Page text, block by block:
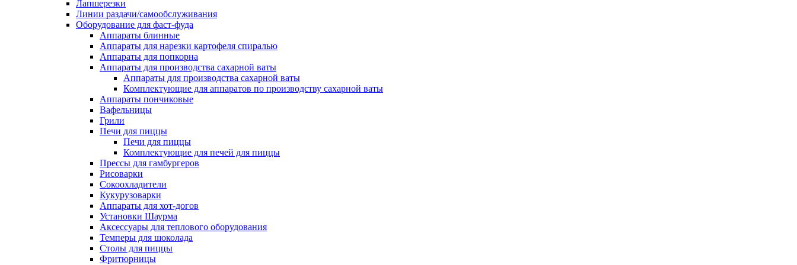
Лапшерезки
Линии раздачи/самообслуживания
Оборудование для фаст-фуда
Аппараты блинные
Аппараты для нарезки картофеля спиралью
Аппараты для попкорна
Аппараты для производства сахарной ваты
Аппараты для производства сахарной ваты
Комплектующие для аппаратов по производству сахарной ваты
Аппараты пончиковые
Вафельницы
Грили
Печи для пиццы
Печи для пиццы
Комплектующие для печей для пиццы
Прессы для гамбургеров
Рисоварки
Сокоохладители
Кукурузоварки
Аппараты для хот-догов
Установки Шаурма
Аксессуары для теплового оборудования
Темперы для шоколада
Столы для пиццы
Фритюрницы